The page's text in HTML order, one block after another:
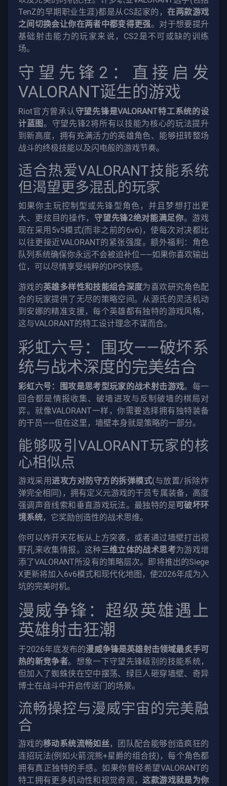
TenZ的早期职业生涯)都是从CS起家的，在两款游戏
之间切换会让你在两者中都变得更强。对于想要提升
基础射击能力的玩家来说，CS2是不可或缺的训练
场。
守望先锋2：直接启发
VALORANT诞生的游戏
Riot官方曾承认 守望先锋是VALORANT特工系统的设
计蓝图。守望先锋2将所有以技能为核心的玩法提升
到新高度，拥有充满活力的英雄角色、能够扭转整场
战斗的终极技能以及闪电般的游戏节奏。
适合热爱VALORANT技能系统
但渴望更多混乱的玩家
如果你主玩控制型或先锋型角色，并且梦想打出更
大、更炫目的操作， 守望先锋2绝对能满足你。游戏
现在采用5v5模式(而非之前的6v6)，使每次对决都比
以往更接近VALORANT的紧张强度。额外福利：角色
队列系统确保你永远不会被迫补位——如果你喜欢输出
位，可以尽情享受纯粹的DPS快感。
游戏的英雄多样性和技能组合深度为喜欢研究角色配
合的玩家提供了无尽的策略空间。从源氏的灵活机动
到安娜的精准支援，每个英雄都有独特的游戏风格，
这与VALORANT的特工设计理念不谋而合。
彩虹六号：围攻——破坏系
统与战术深度的完美结合
彩虹六号：围攻是思考型玩家的战术射击游戏。每一
回合都是情报收集、破墙进攻与反制破墙的棋局对
弈。就像VALORANT一样，你需要选择拥有独特装备
的干员——但在这里，墙壁本身就是策略的一部分。
能够吸引VALORANT玩家的核
心相似点
游戏采用进攻方对防守方的拆弹模式(与放置/拆除炸
弹完全相同)，拥有定义元游戏的干员专属装备，高度
强调声音线索和垂直游戏玩法。最独特的是可破坏环
境系统，它奖励创造性的战术思维。
你可以炸开天花板从上方突袭，或者通过墙壁打出视
野孔来收集情报。这种三维立体的战术思考为游戏增
添了VALORANT所没有的策略层次。即将推出的Siege
X更新将加入6v6模式和现代化地图，使2026年成为入
坑的完美时机。
漫威争锋：超级英雄遇上
英雄射击狂潮
于2026年底发布的漫威争锋是英雄射击领域最炙手可
热的新竞争者。想象一下守望先锋级别的技能系统，
但加入了蜘蛛侠在空中摆荡、绿巨人砸穿墙壁、奇异
博士在战斗中开启传送门的场景。
流畅操控与漫威宇宙的完美融
合
游戏的移动系统流畅如丝，团队配合能够创造疯狂的
连招玩法(例如火箭浣熊+星爵的组合技)，每个角色都
拥有真正独特的手感。如果你曾经希望VALORANT的
特工拥有更多机动性和视觉奇观，这款游戏就是为你